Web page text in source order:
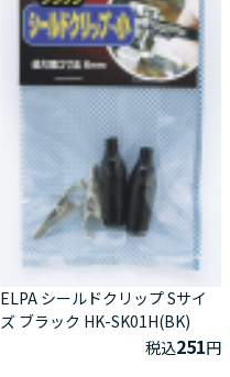
ELPA シールドクリップ Sサイ
ズ ブラック HK-SK01H(BK)
税込251円